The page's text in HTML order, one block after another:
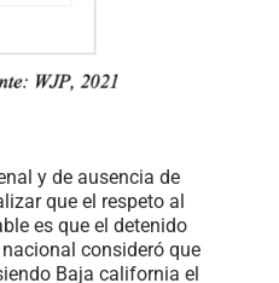
y de ausencia de
que el respeto al
es que el detenido
consideró que
Baja california el